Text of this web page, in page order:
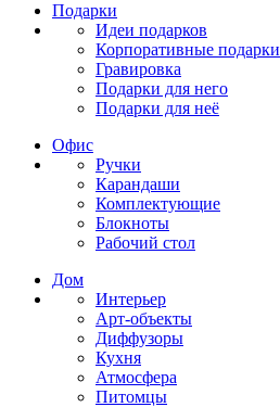
Подарки
Идеи подарков
Корпоративные подарки
Гравировка
Подарки для него
Подарки для неё
Офис
Ручки
Карандаши
Комплектующие
Блокноты
Рабочий стол
Дом
Интерьер
Арт-объекты
Диффузоры
Кухня
Атмосфера
Питомцы